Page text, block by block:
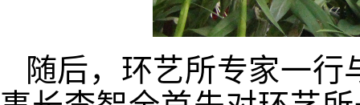
随后，环艺所专家一